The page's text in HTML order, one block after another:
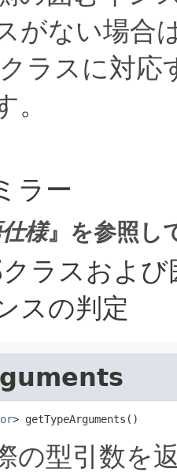
がない場合
ラスに対応
ラー
様』を参照し
ラスおよ
スの判定
> getTypeArguments()
の型引数を